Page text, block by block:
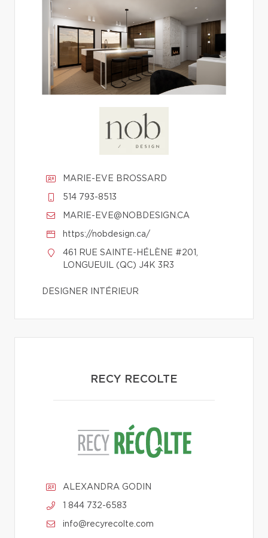
MARIE-EVE BROSSARD
514 793-8513
MARIE-EVE@NOBDESIGN.CA
https://nobdesign.ca/
461 RUE SAINTE-HÉLÈNE #201,
LONGUEUIL (QC) J4K 3R3
DESIGNER INTÉRIEUR
RECY RECOLTE
ALEXANDRA GODIN
1 844 732-6583
info@recyrecolte.com